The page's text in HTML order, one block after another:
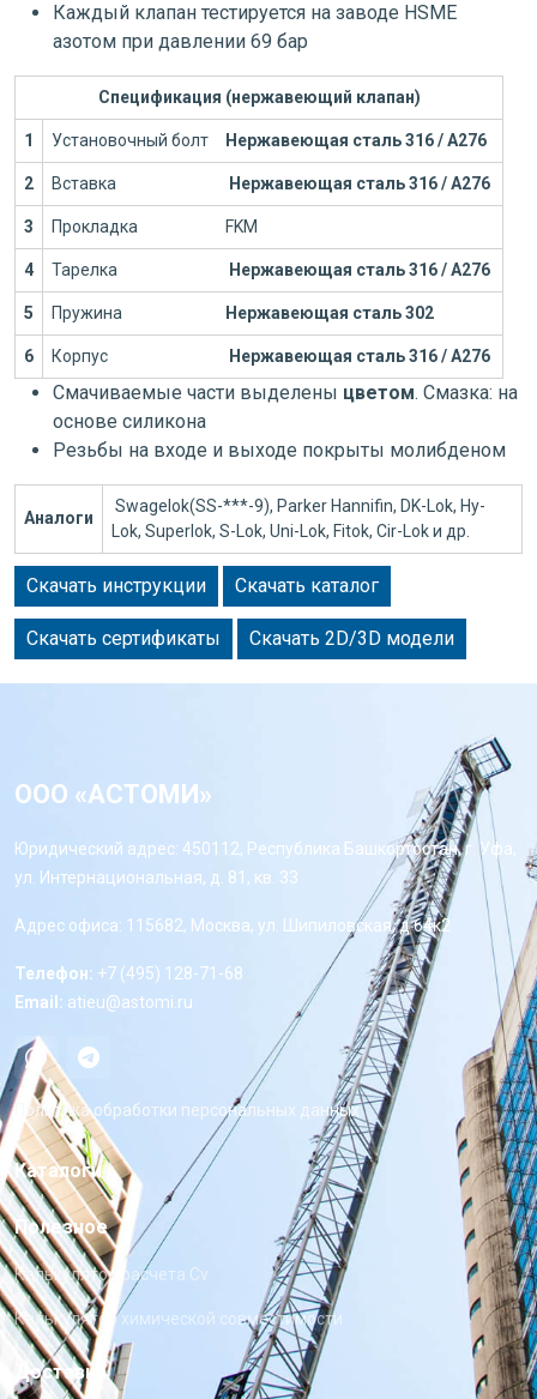
Каждый клапан тестируется на заводе HSME
азотом при давлении 69 бар
Спецификация (нержавеющий клапан)
1 Установочный болт Нержавеющая сталь 316 / А276
2 Вставка Нержавеющая сталь 316 / А276
3 Прокладка FKM
4 Тарелка Нержавеющая сталь 316 / А276
5 Пружина Нержавеющая сталь 302
6 Корпус Нержавеющая сталь 316 / А276
Смачиваемые части выделены цветом. Смазка: на
основе силикона
Резьбы на входе и выходе покрыты молибденом
Аналоги
Swagelok(SS-***-9), Parker Hannifin, DK-Lok, Hy-
Lok, Superlok, S-Lok, Uni-Lok, Fitok, Cir-Lok и др.
Скачать инструкции Скачать каталог
Скачать сертификаты Скачать 2D/3D модели
ООО «АСТОМИ»
Юридический адрес: 450112, Республика Башкортостан, г. Уфа,
ул. Интернациональная, д. 81, кв. 33
Адрес офиса: 115682, Москва, ул. Шипиловская, д 64к2
Телефон: +7 (495) 128-71-68
Email: atieu@astomi.ru
Политика обработки персональных данных
Каталоги
Полезное
Калькулятор расчета Cv
Калькулятор химической совместимости
Доставка